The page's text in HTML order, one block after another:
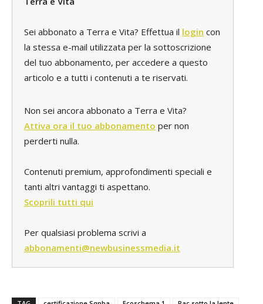
Sei abbonato a Terra e Vita? Effettua il login con
la stessa e-mail utilizzata per la sottoscrizione
del tuo abbonamento, per accedere a questo
articolo e a tutti i contenuti a te riservati.
Non sei ancora abbonato a Terra e Vita?
Attiva ora il tuo abbonamento per non
perderti nulla.
Contenuti premium, approfondimenti speciali e
tanti altri vantaggi ti aspettano.
Scoprili tutti qui
Per qualsiasi problema scrivi a
abbonamenti@newbusinessmedia.it